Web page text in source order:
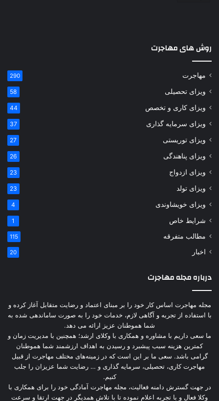
روش های مهاجرت
مهاجرت 290
ویزای تحصیلی 58
ویزای کاری و تخصص 44
ویزای سرمایه گذاری 37
ویزای توریستی 27
ویزای پناهندگی 26
ویزای ازدواج 23
ویزای تولد 23
ویزای خویشاوندی 4
شرایط خاص 1
مطالب متفرقه 115
اخبار 20
درباره مجله مهاجرت
مجله مهاجرت اساس کار خود را بر مبنای اعتماد و رضایت متقابل آغاز کرده و
با استفاده از تجربه و آگاهی لازم، خدمات خود را به صورت ساماندهی شده به
شما هموطنان عزیز ارائه می دهد.
ما سعی داریم با مشاوره و همکاری با وکلای ارشد؛ همچنین با مدیریت زمان و
کمترین هزینه سبب پیشبرد و رسیدن به اهداف ارزشمند شما هموطنان
گرامی باشد. سعی ما بر این است که در زمینه‌های مختلف مهاجرت از قبیل
مهاجرت کاری، تحصیلی، سرمایه گذاری و … رضایت شما عزیزان را جلب
کنیم.
در جهت گسترش دامنه فعالیت، مجله مهاجرت آمادگی خود را برای همکاری با
وکلا فعال و با تجربه اعلام نموده تا با تلاش همدیگر در جهت ارتقا و سرعت